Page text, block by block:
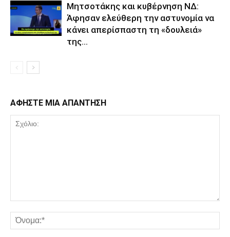
Μητσοτάκης και κυβέρνηση ΝΔ:
Άφησαν ελεύθερη την αστυνομία να
κάνει απερίσπαστη τη «δουλειά»
της…
ΑΦΗΣΤΕ ΜΙΑ ΑΠΑΝΤΗΣΗ